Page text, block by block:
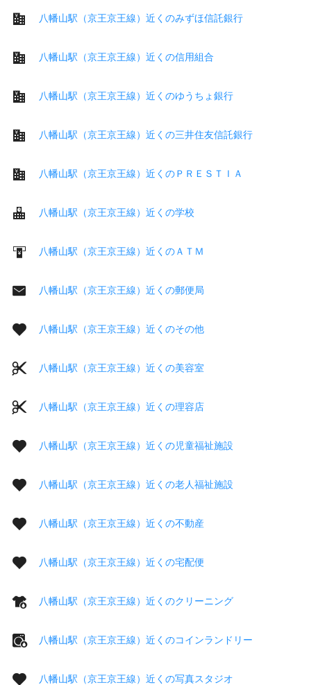
八幡山駅（京王京王線）近くのみずほ信託銀行
八幡山駅（京王京王線）近くの信用組合
八幡山駅（京王京王線）近くのゆうちょ銀行
八幡山駅（京王京王線）近くの三井住友信託銀行
八幡山駅（京王京王線）近くのＰＲＥＳＴＩＡ
八幡山駅（京王京王線）近くの学校
八幡山駅（京王京王線）近くのＡＴＭ
八幡山駅（京王京王線）近くの郵便局
八幡山駅（京王京王線）近くのその他
八幡山駅（京王京王線）近くの美容室
八幡山駅（京王京王線）近くの理容店
八幡山駅（京王京王線）近くの児童福祉施設
八幡山駅（京王京王線）近くの老人福祉施設
八幡山駅（京王京王線）近くの不動産
八幡山駅（京王京王線）近くの宅配便
八幡山駅（京王京王線）近くのクリーニング
八幡山駅（京王京王線）近くのコインランドリー
八幡山駅（京王京王線）近くの写真スタジオ